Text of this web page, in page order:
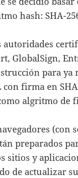
hash: SHA-
autoridades
GlobalSign,
para ya
con firma en
algritmo de
(con
preparados
sitios y
de actualizar